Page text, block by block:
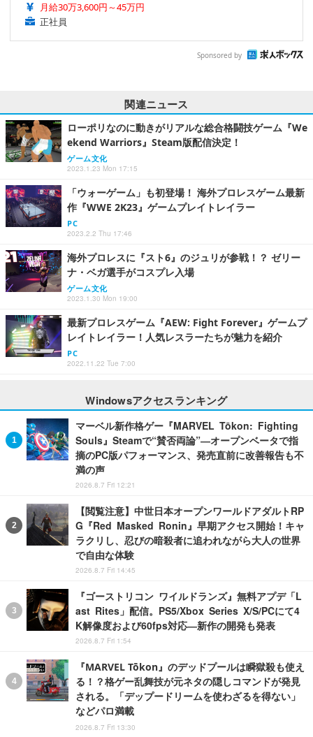
月給30万3,600円～45万円
正社員
Sponsored by
関連ニュース
ローポリなのに動きがリアルな総合格闘技ゲーム『We
ekend Warriors』Steam版配信決定！
ゲーム文化
2023.1.23 Mon 17:15
「ウォーゲーム」も初登場！ 海外プロレスゲーム最新
作『WWE 2K23』ゲームプレイトレイラー
PC
2023.2.2 Thu 17:46
海外プロレスに『スト6』のジュリが参戦！？ ゼリー
ナ・ベガ選手がコスプレ入場
ゲーム文化
2023.1.30 Mon 19:00
最新プロレスゲーム『AEW: Fight Forever』ゲームプ
レイトレイラー！人気レスラーたちが魅力を紹介
PC
2022.11.22 Tue 7:00
Windowsアクセスランキング
マーベル新作格ゲー『MARVEL Tōkon: Fighting
Souls』Steamで“賛否両論”―オープンベータで指
摘のPC版パフォーマンス、発売直前に改善報告も不
満の声
2026.8.7 Fri 12:21
【閲覧注意】中世日本オープンワールドアダルトRP
G『Red Masked Ronin』早期アクセス開始！キャ
ラクリし、忍びの暗殺者に追われながら大人の世界
で自由な体験
2026.8.7 Fri 14:45
『ゴーストリコン ワイルドランズ』無料アプデ「L
ast Rites」配信。PS5/Xbox Series X/S/PCにて4
K解像度および60fps対応―新作の開発も発表
2026.8.7 Fri 1:54
『MARVEL Tōkon』のデッドプールは瞬獄殺も使え
る！？格ゲー乱舞技が元ネタの隠しコマンドが発見
される。「デップードリームを使わざるを得ない」
などパロ満載
2026.8.7 Fri 13:30